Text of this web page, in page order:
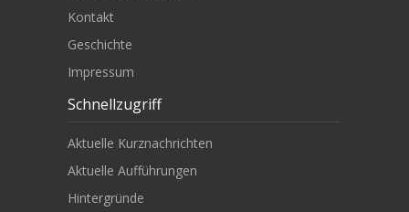
Kontakt
Geschichte
Impressum
Schnellzugriff
Aktuelle Kurznachrichten
Aktuelle Aufführungen
Hintergründe